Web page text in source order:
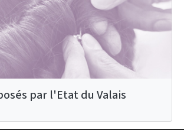
par l'Etat du Valais